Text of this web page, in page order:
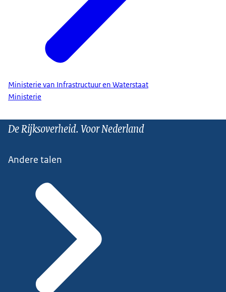
Ministerie van Infrastructuur en Waterstaat
Ministerie
De Rijksoverheid. Voor Nederland
Andere talen